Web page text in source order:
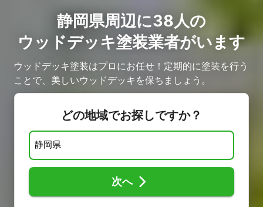
静岡県周辺に38人の
ウッドデッキ塗装業者がいます
ウッドデッキ塗装はプロにお任せ！定期的に塗装を行う
ことで、美しいウッドデッキを保ちましょう。
どの地域でお探しですか？
次へ